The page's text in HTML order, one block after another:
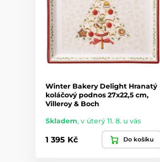
Winter Bakery Delight Hranatý
koláčový podnos 27x22,5 cm,
Villeroy & Boch
Skladem, v úterý 11. 8. u vás
1 395 Kč Do košíku